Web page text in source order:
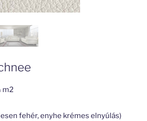
m2
fehér, enyhe krémes elnyúlás)